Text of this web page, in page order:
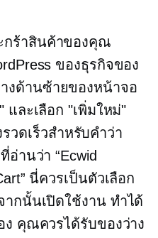
กร้าสินค้าของคุณ
ของธุรกิจของ
ด้านซ้ายของหน้าจอ
และเลือก "เพิ่มใหม่"
วดเร็วสำหรับคำว่า
อ่านว่า “Ecwid
นี่ควรเป็นตัวเลือก
กนั้นเปิดใช้งาน ทำได้
ง คุณควรได้รับของว่าง